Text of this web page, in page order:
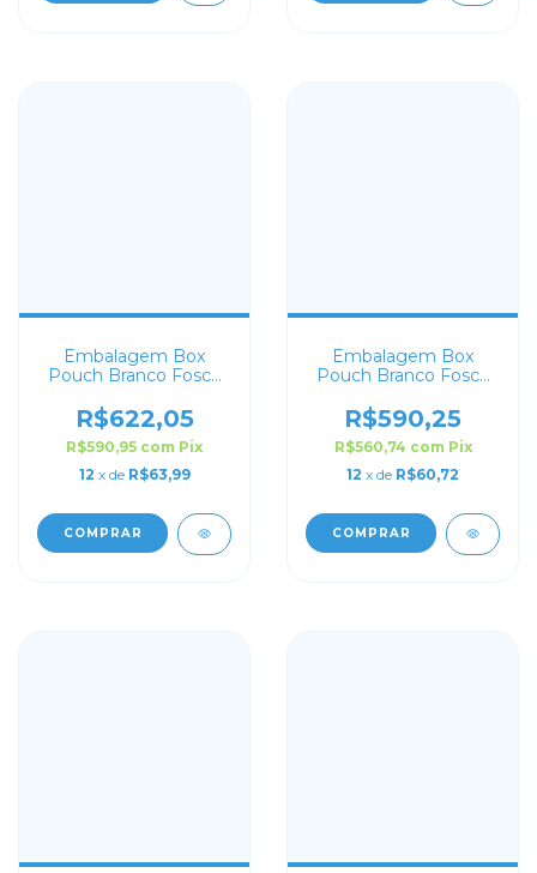
Embalagem Box
Pouch Branco Fosco
Personalizado
R$622,05
R$590,95 com Pix
12 x de R$63,99
COMPRAR
Embalagem Box
Pouch Branco Fosco
Personalizado
R$590,25
R$560,74 com Pix
12 x de R$60,72
COMPRAR